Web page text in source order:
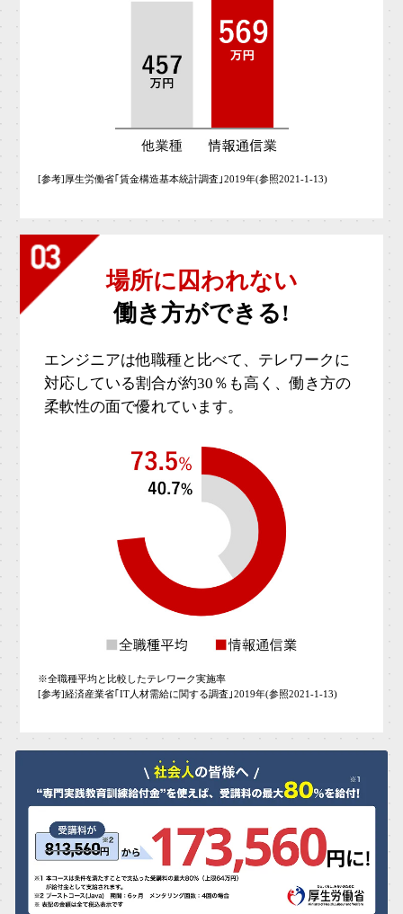
[参考]厚生労働省｢賃金構造基本統計調査｣2019年(参照2021-1-13)
場所に囚われない
働き方ができる!
エンジニアは他職種と比べて、テレワークに
対応している割合が約30％も高く、働き方の
柔軟性の面で優れています。
※全職種平均と比較したテレワーク実施率
[参考]経済産業省｢IT人材需給に関する調査｣2019年(参照2021-1-13)